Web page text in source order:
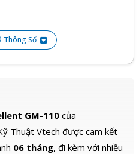
GM-110 của
Thuật Vtech được cam kết
06 tháng, đi kèm với nhiều
Thông Số